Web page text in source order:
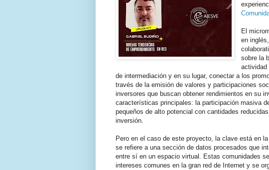
El
en
sobre la
actividad
de intermediación y en su lugar, conectar a los
través de la emisión de valores y participaciones
inversores que buscan obtener rendimientos en su
características principales: la participación masiva
pequeños de alto potencial con cantidades
inversión.
Pero en el caso de este proyecto, la clave está en
se refiere a una sección de datos procesados que
entre sí en un espacio virtual. Estas comunidades
intereses comunes en la gran red de Internet y se